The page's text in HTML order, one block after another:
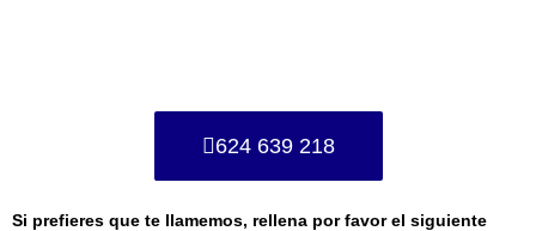
624 639 218
Si prefieres que te llamemos, rellena por favor el siguiente